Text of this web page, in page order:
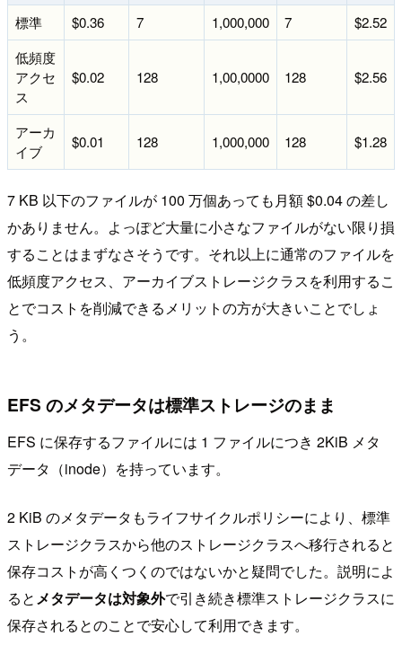
標準 $0.36 7 1,000,000 7
$2.52
低頻度
アクセ
ス
$0.02 128 1,00,0000 128 $2.56
アーカ
イブ
$0.01 128 1,000,000 128 $1.28
7 KB 以下のファイルが 100 万個あっても月額 $0.04 の差し
かありません。よっぽど大量に小さなファイルがない限り損
することはまずなさそうです。それ以上に通常のファイルを
低頻度アクセス、アーカイブストレージクラスを利用するこ
とでコストを削減できるメリットの方が大きいことでしょ
う。
EFS のメタデータは標準ストレージのまま
EFS に保存するファイルには 1 ファイルにつき 2KiB メタ
データ（inode）を持っています。
2 KiB のメタデータもライフサイクルポリシーにより、標準
ストレージクラスから他のストレージクラスへ移行されると
保存コストが高くつくのではないかと疑問でした。説明によ
るとメタデータは対象外で引き続き標準ストレージクラスに
保存されるとのことで安心して利用できます。